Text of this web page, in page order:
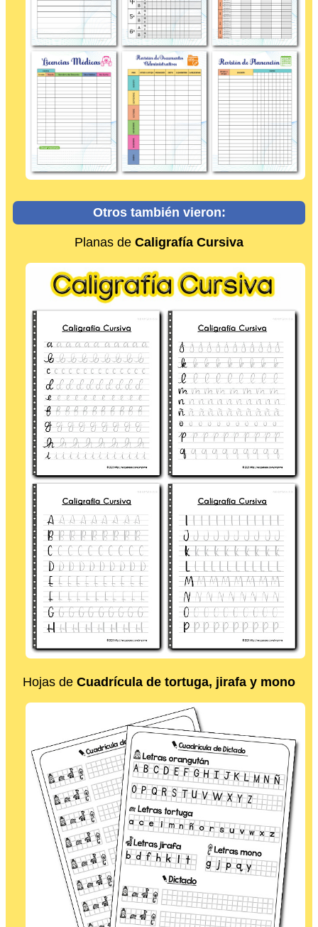
Otros también vieron:
Planas de Caligrafía Cursiva
Hojas de Cuadrícula de tortuga, jirafa y mono